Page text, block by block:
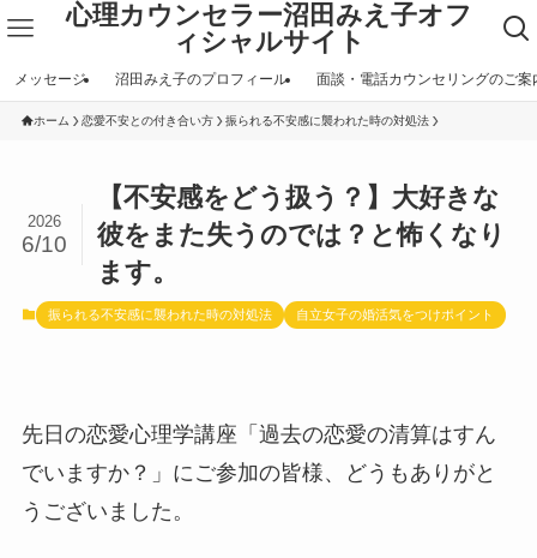
心理カウンセラー沼田みえ子オフ
ィシャルサイト
メッセージ 沼田みえ子のプロフィール 面談・電話カウンセリングのご案
ホーム 恋愛不安との付き合い方 振られる不安感に襲われた時の対処法
【不安感をどう扱う？】大好きな
彼をまた失うのでは？と怖くなり
ます。
2026
6/10
振られる不安感に襲われた時の対処法 自立女子の婚活気をつけポイント
先日の恋愛心理学講座「過去の恋愛の清算はすん
でいますか？」にご参加の皆様、どうもありがと
うございました。